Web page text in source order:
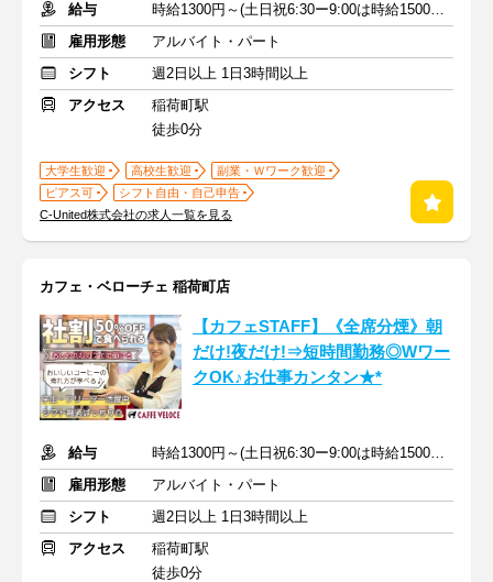
給与
時給1300円～(土日祝6:30ー9:00は時給1500円)＋交通費
雇用形態
アルバイト・パート
シフト
週2日以上 1日3時間以上
アクセス
稲荷町駅
徒歩0分
大学生歓迎 高校生歓迎
副業・Ｗワーク歓迎
ピアス可
シフト自由・自己申告
C‐United株式会社の求人一覧を見る
カフェ・ベローチェ 稲荷町店
【カフェSTAFF】《全席分煙》朝
だけ!夜だけ!⇒短時間勤務◎Wワー
クOK♪お仕事カンタン★*
給与
時給1300円～(土日祝6:30ー9:00は時給1500円)＋交通費
雇用形態
アルバイト・パート
シフト
週2日以上 1日3時間以上
アクセス
稲荷町駅
徒歩0分